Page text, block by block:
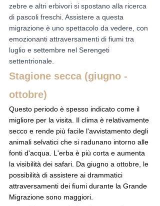
zebre e altri erbivori si spostano alla ricerca
di pascoli freschi. Assistere a questa
migrazione è uno spettacolo da vedere, con
emozionanti attraversamenti di fiumi tra
luglio e settembre nel Serengeti
settentrionale.
Stagione secca (giugno -
ottobre)
Questo periodo è spesso indicato come il
migliore per la visita. Il clima è relativamente
secco e rende più facile l'avvistamento degli
animali selvatici che si radunano intorno alle
fonti d'acqua. L'erba è più corta e aumenta
la visibilità dei safari. Da giugno a ottobre, le
possibilità di assistere ai drammatici
attraversamenti dei fiumi durante la Grande
Migrazione sono maggiori.